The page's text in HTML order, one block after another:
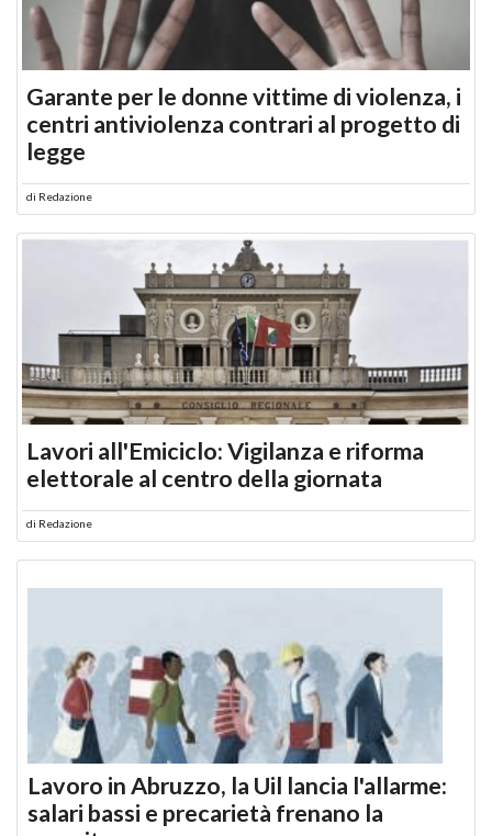
Garante per le donne vittime di violenza, i
centri antiviolenza contrari al progetto di
legge
di Redazione
Lavori all'Emiciclo: Vigilanza e riforma
elettorale al centro della giornata
di Redazione
Lavoro in Abruzzo, la Uil lancia l'allarme:
salari bassi e precarietà frenano la